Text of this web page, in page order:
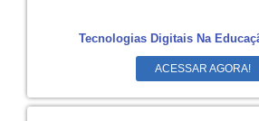
Tecnologias Digitais Na
ACESSAR AGORA!